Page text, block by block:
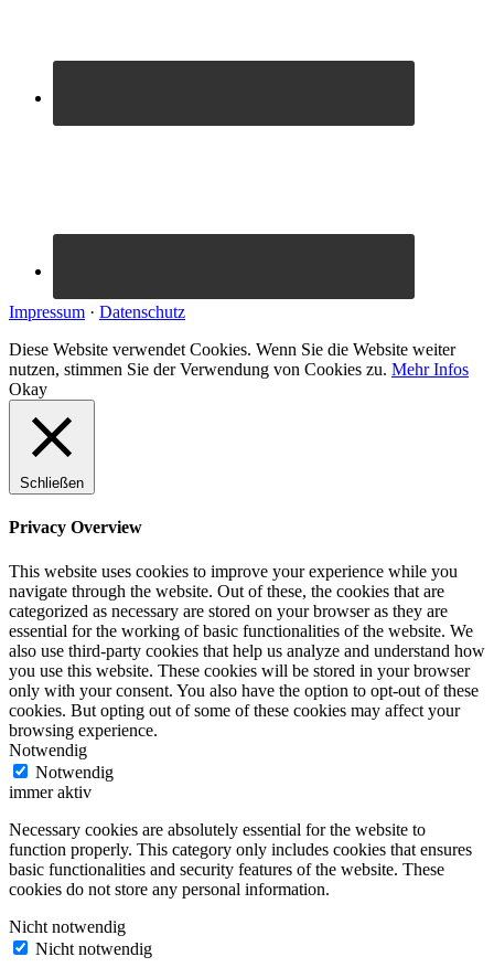
Impressum · Datenschutz
Diese Website verwendet Cookies. Wenn Sie die Website weiter
nutzen, stimmen Sie der Verwendung von Cookies zu. Mehr Infos
Okay
Schließen
Privacy Overview
This website uses cookies to improve your experience while you
navigate through the website. Out of these, the cookies that are
categorized as necessary are stored on your browser as they are
essential for the working of basic functionalities of the website. We
also use third-party cookies that help us analyze and understand how
you use this website. These cookies will be stored in your browser
only with your consent. You also have the option to opt-out of these
cookies. But opting out of some of these cookies may affect your
browsing experience.
Notwendig
Notwendig
immer aktiv
Necessary cookies are absolutely essential for the website to
function properly. This category only includes cookies that ensures
basic functionalities and security features of the website. These
cookies do not store any personal information.
Nicht notwendig
Nicht notwendig